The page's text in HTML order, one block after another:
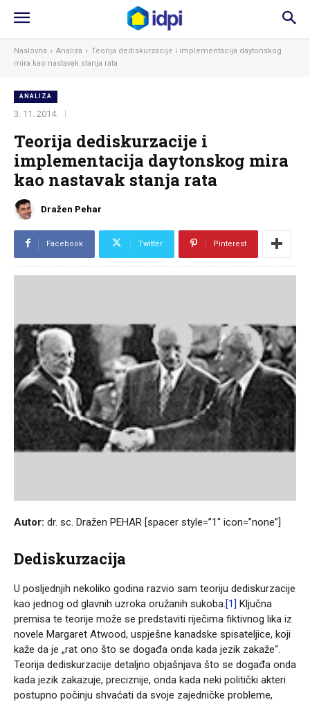
Naslovna Analiza
Teorija dediskurzacije i implementacija daytonskog
mira kao nastavak stanja rata
ANALIZA
3. 11. 2014.
Teorija dediskurzacije i
implementacija daytonskog mira
kao nastavak stanja rata
Dražen Pehar
Facebook Twitter Pinterest
Autor: dr. sc. Dražen PEHAR [spacer style=”1″ icon=”none”]
Dediskurzacija
U posljednjih nekoliko godina razvio sam teoriju dediskurzacije
kao jednog od glavnih uzroka oružanih sukoba.[1] Ključna
premisa te teorije može se predstaviti riječima fiktivnog lika iz
novele Margaret Atwood, uspješne kanadske spisateljice, koji
kaže da je „rat ono što se događa onda kada jezik zakaže“.
Teorija dediskurzacije detaljno objašnjava što se događa onda
kada jezik zakazuje, preciznije, onda kada neki politički akteri
postupno počinju shvaćati da svoje zajedničke probleme,